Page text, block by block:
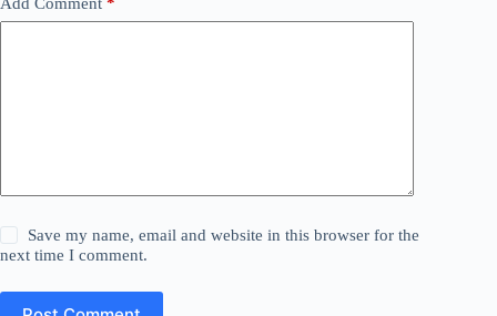
Save my name, email and website in this browser for the
next time I comment.